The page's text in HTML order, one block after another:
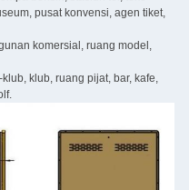
pusat konvensi, agen tiket,
komersial, ruang model,
klub, ruang pijat, bar, kafe,